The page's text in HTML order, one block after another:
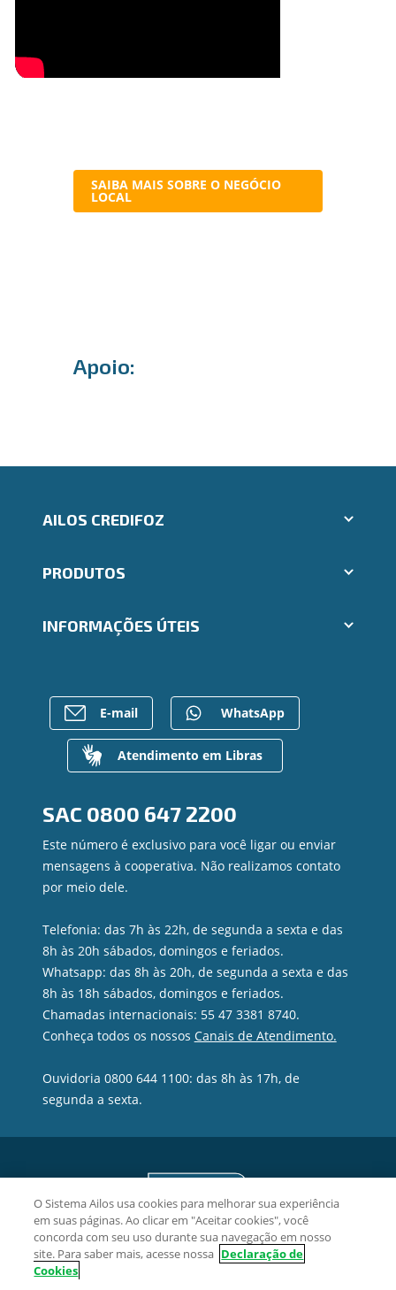
SAIBA MAIS SOBRE O NEGÓCIO
LOCAL
Apoio:
AILOS CREDIFOZ
Indique um amigo
Trabalhe Conosco
Ailos Educação
Mapa do site
Gerenciar Cookies
PRODUTOS
Consórcios
Previdência
Para empresas
INFORMAÇÕES ÚTEIS
Caixa Eletrônico
Regularização de dívidas
Valores a Receber
Contato
Ouvidoria
E-mail WhatsApp
Atendimento em Libras
SAC 0800 647 2200
Este número é exclusivo para você ligar ou enviar
mensagens à cooperativa. Não realizamos contato
por meio dele.
Telefonia: das 7h às 22h, de segunda a sexta e das
8h às 20h sábados, domingos e feriados.
Whatsapp: das 8h às 20h, de segunda a sexta e das
8h às 18h sábados, domingos e feriados.
Chamadas internacionais: 55 47 3381 8740.
Conheça todos os nossos Canais de Atendimento.
Ouvidoria 0800 644 1100: das 8h às 17h, de
segunda a sexta.
O Sistema Ailos usa cookies para melhorar sua experiência
em suas páginas. Ao clicar em "Aceitar cookies", você
concorda com seu uso durante sua navegação em nosso
site. Para saber mais, acesse nossa Declaração de
Cookies